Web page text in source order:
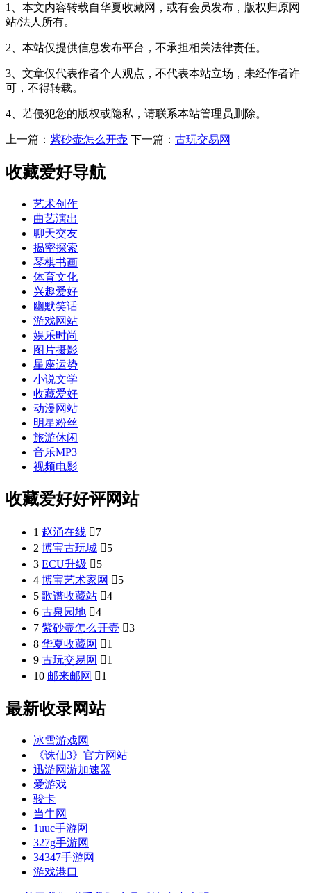
1、本文内容转载自华夏收藏网，或有会员发布，版权归原网
站/法人所有。
2、本站仅提供信息发布平台，不承担相关法律责任。
3、文章仅代表作者个人观点，不代表本站立场，未经作者许
可，不得转载。
4、若侵犯您的版权或隐私，请联系本站管理员删除。
上一篇： 紫砂壶怎么开壶 下一篇： 古玩交易网
收藏爱好导航
艺术创作
曲艺演出
聊天交友
揭密探索
琴棋书画
体育文化
兴趣爱好
幽默笑话
游戏网站
娱乐时尚
图片摄影
星座运势
小说文学
收藏爱好
动漫网站
明星粉丝
旅游休闲
音乐MP3
视频电影
收藏爱好好评网站
1 赵涌在线 7
2 博宝古玩城 5
3 ECU升级 5
4 博宝艺术家网 5
5 歌谱收藏站 4
6 古泉园地 4
7 紫砂壶怎么开壶 3
8 华夏收藏网 1
9 古玩交易网 1
10 邮来邮网 1
最新收录网站
冰雪游戏网
《诛仙3》官方网站
迅游网游加速器
爱游戏
骏卡
当牛网
1uuc手游网
327g手游网
34347手游网
游戏港口